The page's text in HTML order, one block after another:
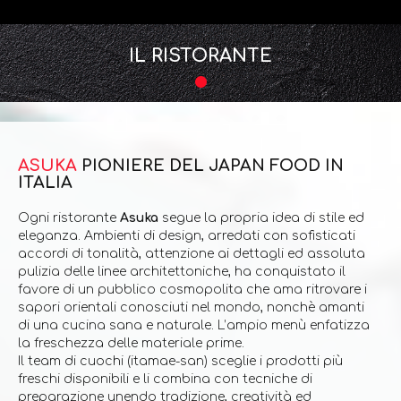
IL RISTORANTE
ASUKA PIONIERE DEL JAPAN FOOD IN
ITALIA
Ogni ristorante Asuka segue la propria idea di stile ed
eleganza. Ambienti di design, arredati con sofisticati
accordi di tonalità, attenzione ai dettagli ed assoluta
pulizia delle linee architettoniche, ha conquistato il
favore di un pubblico cosmopolita che ama ritrovare i
sapori orientali conosciuti nel mondo, nonchè amanti
di una cucina sana e naturale. L’ampio menù enfatizza
la freschezza delle materiale prime.
Il team di cuochi (itamae-san) sceglie i prodotti più
freschi disponibili e li combina con tecniche di
preparazione unendo tradizione, creatività ed